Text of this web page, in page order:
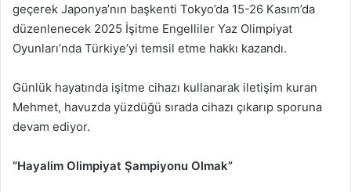
geçerek Japonya’nın başkenti Tokyo’da 15-26 Kasım’da
düzenlenecek 2025 İşitme Engelliler Yaz Olimpiyat
Oyunları’nda Türkiye’yi temsil etme hakkı kazandı.
Günlük hayatında işitme cihazı kullanarak iletişim kuran
Mehmet, havuzda yüzdüğü sırada cihazı çıkarıp sporuna
devam ediyor.
“Hayalim Olimpiyat Şampiyonu Olmak”